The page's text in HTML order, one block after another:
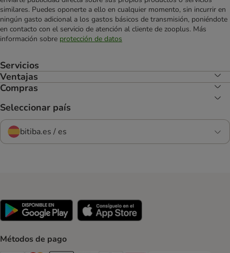
similares. Puedes oponerte a ello en cualquier momento, sin incurrir en
ningún gasto adicional a los gastos básicos de transmisión, poniéndote
en contacto con el servicio de atención al cliente de zooplus. Más
información sobre protección de datos
Servicios
Ventajas
Compras
Seleccionar país
bitiba.es / es
Métodos de pago